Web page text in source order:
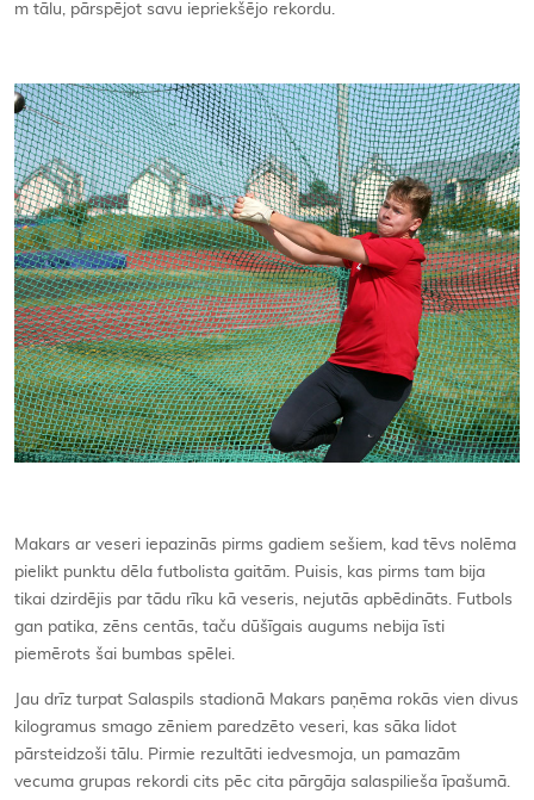
m tālu, pārspējot savu iepriekšējo rekordu.
Makars ar veseri iepazinās pirms gadiem sešiem, kad tēvs nolēma
pielikt punktu dēla futbolista gaitām. Puisis, kas pirms tam bija
tikai dzirdējis par tādu rīku kā veseris, nejutās apbēdināts. Futbols
gan patika, zēns centās, taču dūšīgais augums nebija īsti
piemērots šai bumbas spēlei.
Jau drīz turpat Salaspils stadionā Makars paņēma rokās vien divus
kilogramus smago zēniem paredzēto veseri, kas sāka lidot
pārsteidzoši tālu. Pirmie rezultāti iedvesmoja, un pamazām
vecuma grupas rekordi cits pēc cita pārgāja salaspilieša īpašumā.